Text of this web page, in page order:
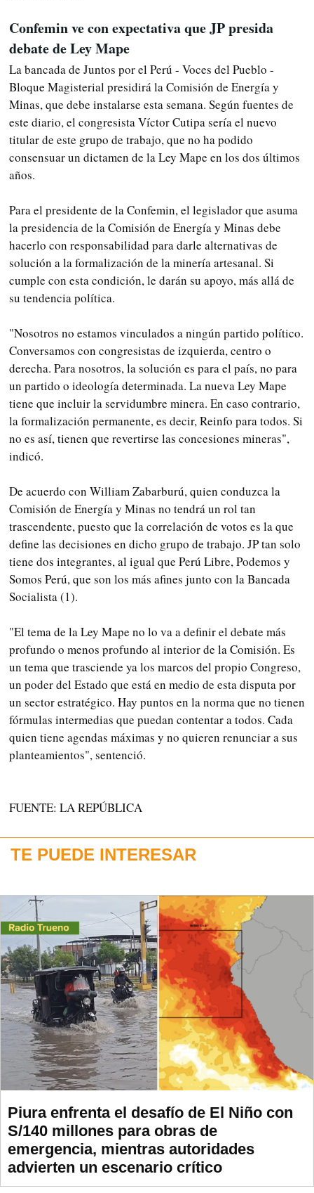
Confemin ve con expectativa que JP presida
debate de Ley Mape
La bancada de Juntos por el Perú - Voces del Pueblo -
Bloque Magisterial presidirá la Comisión de Energía y
Minas, que debe instalarse esta semana. Según fuentes de
este diario, el congresista Víctor Cutipa sería el nuevo
titular de este grupo de trabajo, que no ha podido
consensuar un dictamen de la Ley Mape en los dos últimos
años.
Para el presidente de la Confemin, el legislador que asuma
la presidencia de la Comisión de Energía y Minas debe
hacerlo con responsabilidad para darle alternativas de
solución a la formalización de la minería artesanal. Si
cumple con esta condición, le darán su apoyo, más allá de
su tendencia política.
"Nosotros no estamos vinculados a ningún partido político.
Conversamos con congresistas de izquierda, centro o
derecha. Para nosotros, la solución es para el país, no para
un partido o ideología determinada. La nueva Ley Mape
tiene que incluir la servidumbre minera. En caso contrario,
la formalización permanente, es decir, Reinfo para todos. Si
no es así, tienen que revertirse las concesiones mineras",
indicó.
De acuerdo con William Zabarburú, quien conduzca la
Comisión de Energía y Minas no tendrá un rol tan
trascendente, puesto que la correlación de votos es la que
define las decisiones en dicho grupo de trabajo. JP tan solo
tiene dos integrantes, al igual que Perú Libre, Podemos y
Somos Perú, que son los más afines junto con la Bancada
Socialista (1).
"El tema de la Ley Mape no lo va a definir el debate más
profundo o menos profundo al interior de la Comisión. Es
un tema que trasciende ya los marcos del propio Congreso,
un poder del Estado que está en medio de esta disputa por
un sector estratégico. Hay puntos en la norma que no tienen
fórmulas intermedias que puedan contentar a todos. Cada
quien tiene agendas máximas y no quieren renunciar a sus
planteamientos", sentenció.
FUENTE: LA REPÚBLICA
TE PUEDE INTERESAR
Piura enfrenta el desafío de El Niño con
S/140 millones para obras de
emergencia, mientras autoridades
advierten un escenario crítico